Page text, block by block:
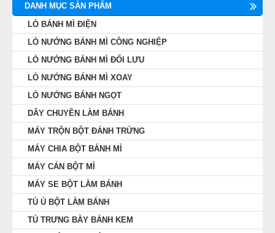
DANH MỤC SẢN PHẨM
LÒ BÁNH MÌ ĐIỆN
LÒ NƯỚNG BÁNH MÌ CÔNG NGHIỆP
LÒ NƯỚNG BÁNH MÌ ĐỐI LƯU
LÒ NƯỚNG BÁNH MÌ XOAY
LÒ NƯỚNG BÁNH NGỌT
DÂY CHUYỀN LÀM BÁNH
MÁY TRỘN BỘT ĐÁNH TRỨNG
MÁY CHIA BỘT BÁNH MÌ
MÁY CÁN BỘT MÌ
MÁY SE BỘT LÀM BÁNH
TỦ Ủ BỘT LÀM BÁNH
TỦ TRƯNG BÀY BÁNH KEM